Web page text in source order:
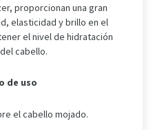
proporcionan una gran
elasticidad y brillo en el
el nivel de hidratación
cabello.
de uso
el cabello mojado.